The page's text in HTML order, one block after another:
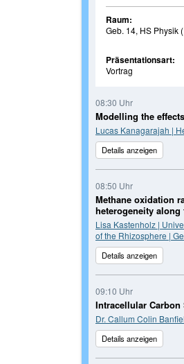
Raum:
Geb. 14, HS Physik
Präsentationsart:
Vortrag
08:30 Uhr
Modelling the
Lucas Kanagarajah |
Details anzeigen
08:50 Uhr
Methane oxidation
heterogeneity
Lisa Kastenholz |
of the Rhizosphere |
Details anzeigen
09:10 Uhr
Intracellular
Dr. Callum Colin
Details anzeigen